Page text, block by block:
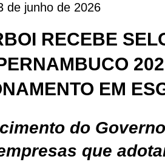
de junho de 2026
RECEBE
EM
do
que